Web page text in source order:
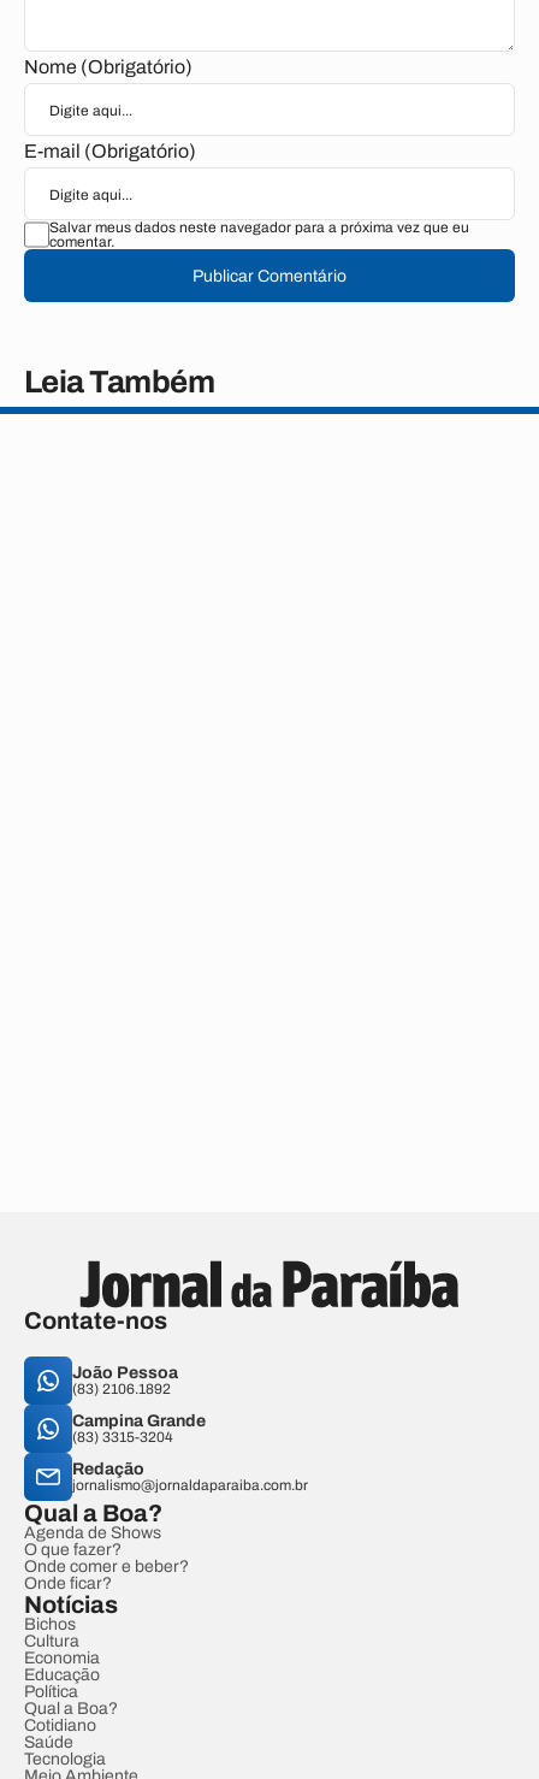
Nome (Obrigatório)
E-mail (Obrigatório)
Salvar meus dados neste navegador para a próxima vez que eu
comentar.
Publicar Comentário
Leia Também
Contate-nos
João Pessoa
(83) 2106.1892
Campina Grande
(83) 3315-3204
Redação
jornalismo@jornaldaparaiba.com.br
Qual a Boa?
Agenda de Shows
O que fazer?
Onde comer e beber?
Onde ficar?
Notícias
Bichos
Cultura
Economia
Educação
Política
Qual a Boa?
Cotidiano
Saúde
Tecnologia